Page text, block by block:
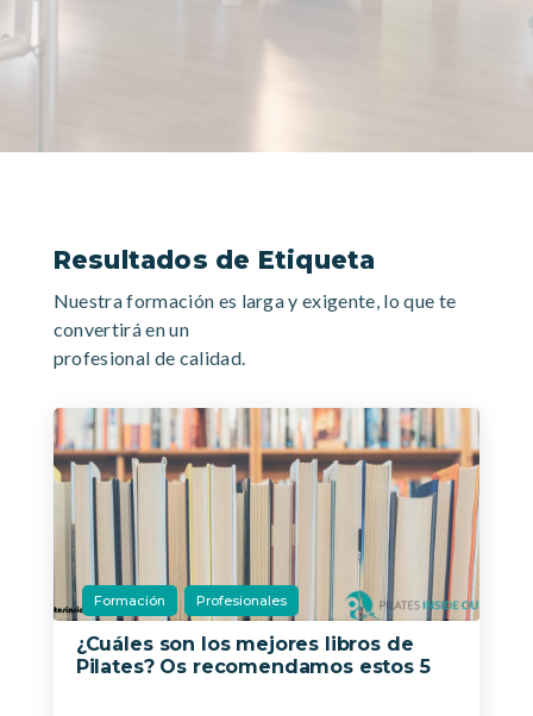
Resultados de Etiqueta
Nuestra formación es larga y exigente, lo que te
convertirá en un
profesional de calidad.
Formación Profesionales
¿Cuáles son los mejores libros de
Pilates? Os recomendamos estos 5